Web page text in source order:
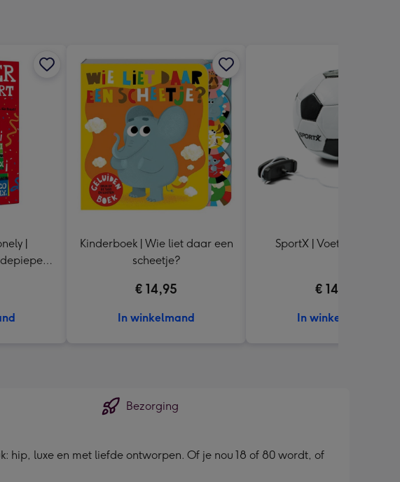
|
|
Kinderboek | Wie liet daar een
scheetje?
€ 14,95
In winkelmand
SportX | Voetbal Trainer
€ 14,99
In winkelmand
Bezorging
hip, luxe en met liefde ontworpen. Of je nou 18 of 80 wordt, of